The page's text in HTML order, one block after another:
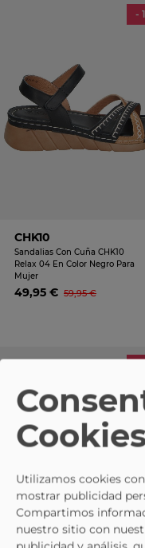
-
CHK10
Sandalias Con Cuña CHK10
Relax 04 En Color Negro Para
Mujer
49,95 € 59,95 €
Utilizamos cookies
mostrar publicidad
Compartimos
nuestro sitio con